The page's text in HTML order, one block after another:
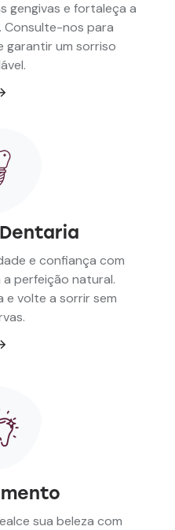
gengivas e fortaleça a
Consulte-nos para
garantir um sorriso
e confiança com
perfeição natural.
e volte a sorrir sem
sua beleza com